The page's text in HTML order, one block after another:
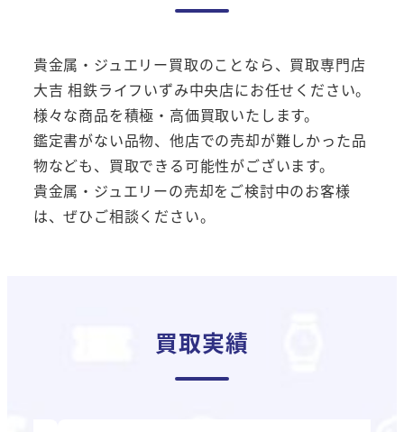
貴金属・ジュエリー買取のことなら、買取専門店
大吉 相鉄ライフいずみ中央店にお任せください。
様々な商品を積極・高価買取いたします。
鑑定書がない品物、他店での売却が難しかった品
物なども、買取できる可能性がございます。
貴金属・ジュエリーの売却をご検討中のお客様
は、ぜひご相談ください。
買取実績